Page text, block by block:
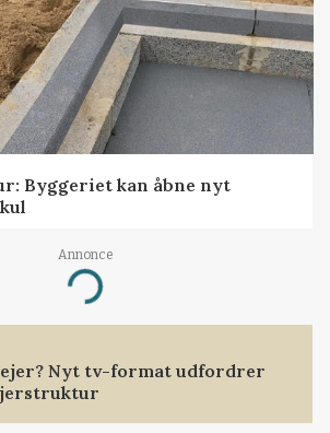
Byggeriet kan åbne nyt
Annonce
Loading...
Nyt tv-format udfordrer